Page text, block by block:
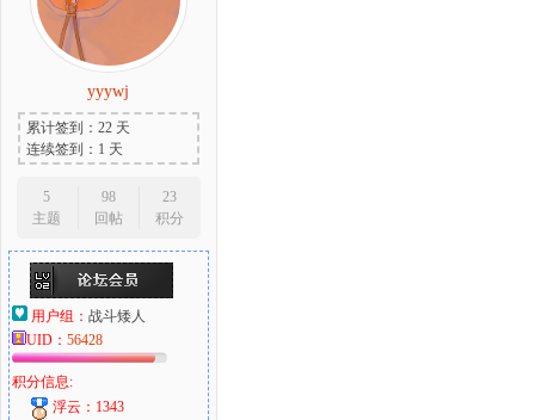
yyywj
累计签到：22 天
连续签到：1 天
5
主题
98
回帖
23
积分
用户组： 战斗矮人
UID： 56428
积分信息:
浮云：1343